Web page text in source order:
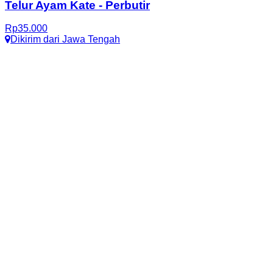
Telur Ayam Kate - Perbutir
Rp35.000
Dikirim dari Jawa Tengah